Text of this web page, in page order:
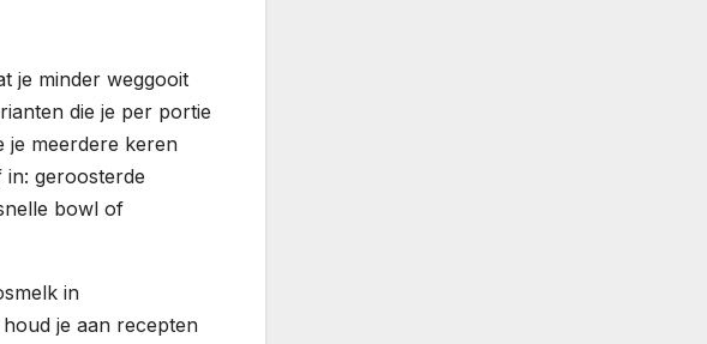
je minder weggooit
die je per portie
je meerdere keren
in: geroosterde
bowl of
in
je aan recepten